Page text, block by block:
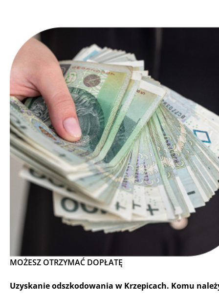
MOŻESZ OTRZYMAĆ DOPŁATĘ
Uzyskanie odszkodowania w Krzepicach. Komu